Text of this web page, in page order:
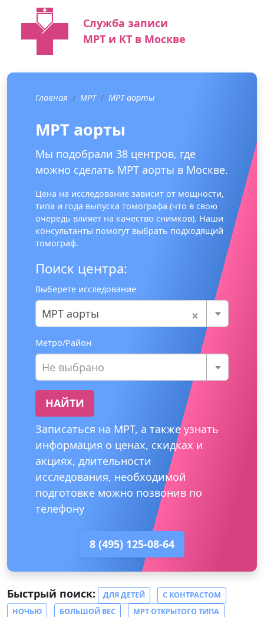
Служба записи
МРТ и КТ в Москве
Главная МРТ МРТ аорты
МРТ аорты
Мы подобрали 38 центров, где
можно сделать МРТ аорты в Москве.
Цена на исследование зависит от мощности,
типа и года выпуска томографа (что в свою
очередь влияет на качество снимков). Наши
консультанты помогут выбрать подходящий
томограф.
Поиск центра:
Выберете исследование
×
МРТ аорты
Метро/Район
Не выбрано
НАЙТИ
Записаться на МРТ, а также узнать
информация о ценах, скидках и
акциях, длительности
исследования, необходимой
подготовке можно позвонив по
телефону
8 (495) 125-08-64
Быстрый поиск: ДЛЯ ДЕТЕЙ
С КОНТРАСТОМ
НОЧЬЮ
БОЛЬШОЙ ВЕС
МРТ ОТКРЫТОГО ТИПА